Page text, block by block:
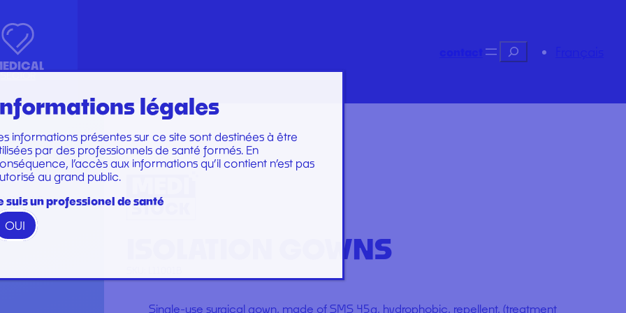
INSTRUMENTS
AND TIP
Marques
SECTOR
PERFUSION SET
CARE SET
SUTURE SET
CARE AND DRESSINGS
STERILIZATION
Marques
Recherche
GOWNS
ISOLATION GOWNS
Single-use surgical gown, made of SMS 45g, hydrophobic, repellent, (treatment
légales
informations présentes sur ce site sont destinées à être
par des professionnels de santé formés. En
l’accès aux informations qu’il contient n’est pas
au grand public.
suis un professionel de santé
OUI